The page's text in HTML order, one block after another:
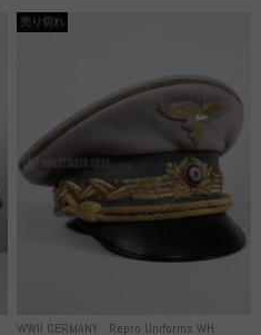
WWII GERMANY Repro Uniforms WH
売り切れ